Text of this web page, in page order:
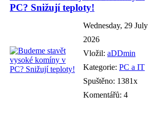
PC? Snižují teploty!
Wednesday, 29 July
2026
Vložil: aDDmin
Kategorie: PC a IT
Spuštěno: 1381x
Komentářů: 4